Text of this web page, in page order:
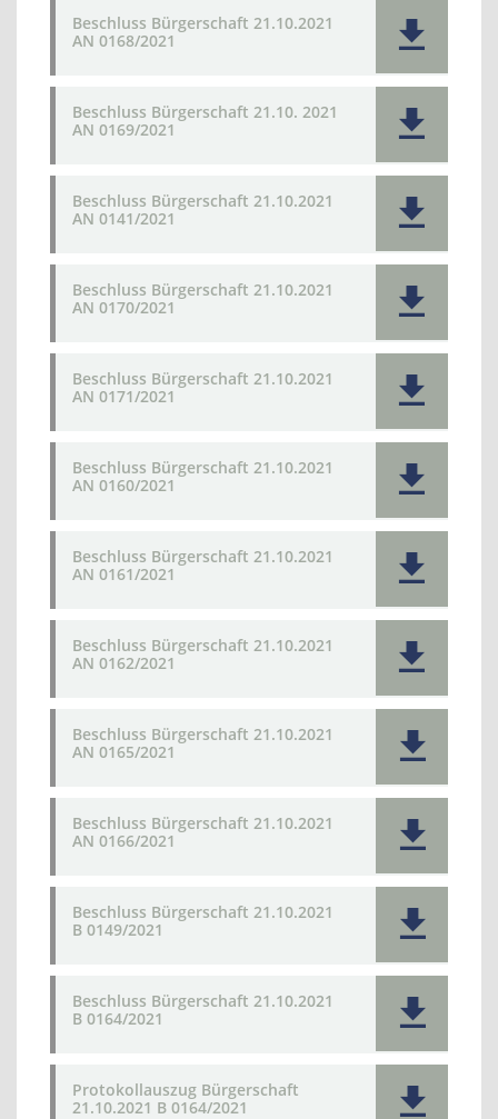
Beschluss Bürgerschaft 21.10.2021
AN 0168/2021
Beschluss Bürgerschaft 21.10. 2021
AN 0169/2021
Beschluss Bürgerschaft 21.10.2021
AN 0141/2021
Beschluss Bürgerschaft 21.10.2021
AN 0170/2021
Beschluss Bürgerschaft 21.10.2021
AN 0171/2021
Beschluss Bürgerschaft 21.10.2021
AN 0160/2021
Beschluss Bürgerschaft 21.10.2021
AN 0161/2021
Beschluss Bürgerschaft 21.10.2021
AN 0162/2021
Beschluss Bürgerschaft 21.10.2021
AN 0165/2021
Beschluss Bürgerschaft 21.10.2021
AN 0166/2021
Beschluss Bürgerschaft 21.10.2021
B 0149/2021
Beschluss Bürgerschaft 21.10.2021
B 0164/2021
Protokollauszug Bürgerschaft
21.10.2021 B 0164/2021